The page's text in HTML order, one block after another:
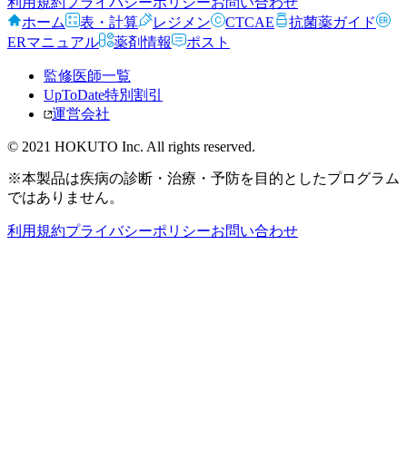
ホーム
表・計算 レジメン CTCAE
抗菌薬ガイド
ERマニュアル
薬剤情報 ポスト
監修医師一覧
UpToDate特別割引
運営会社
© 2021 HOKUTO Inc. All rights reserved.
※本製品は疾病の診断・治療・予防を目的としたプログラム
ではありません。
利用規約プライバシーポリシーお問い合わせ